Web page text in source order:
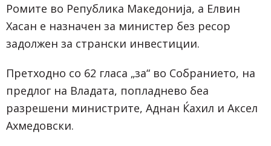
Ромите во Република Македонија, а Елвин
Хасан е назначен за министер без ресор
задолжен за странски инвестиции.
Претходно со 62 гласа „за“ во Собранието, на
предлог на Владата, попладнево беа
разрешени министрите, Аднан Ќахил и Аксел
Ахмедовски.